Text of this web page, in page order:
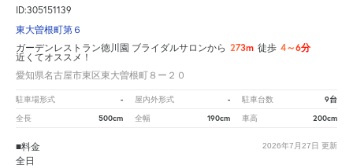
ID:305151139
東大曽根町第６
ガーデンレストラン徳川園 ブライダルサロンから 273m 徒歩 4～6分
近くてオススメ！
愛知県名古屋市東区東大曽根町８ー２０
駐車場形式 - 屋内外形式 - 駐車台数 9台
全長 500cm 全幅 190cm 車高 200cm
2026年7月27日 更新
■料金
全日